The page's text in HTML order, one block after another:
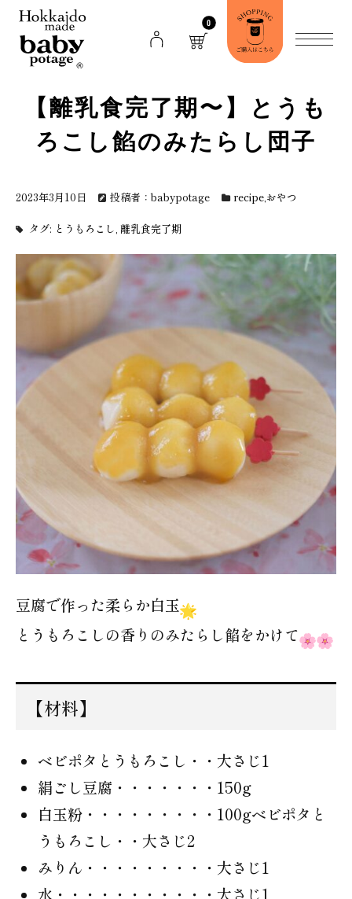
0
【離乳食完了期〜】とうも
ろこし餡のみたらし団子
2023年3月10日 投稿者：babypotage recipe,おやつ
タグ: とうもろこし,離乳食完了期
豆腐で作った柔らか白玉
とうもろこしの香りのみたらし餡をかけて
【材料】
ベビポタとうもろこし・・大さじ1
絹ごし豆腐・・・・・・・150g
白玉粉・・・・・・・・・100gベビポタと
うもろこし・・大さじ2
みりん・・・・・・・・・大さじ1
水・・・・・・・・・・・大さじ1